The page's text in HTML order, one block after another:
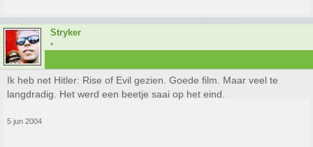
Stryker
*
Ik heb net Hitler: Rise of Evil gezien. Goede film. Maar veel te
langdradig. Het werd een beetje saai op het eind.
5 jun 2004